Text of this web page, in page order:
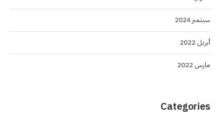
سبتمبر 2024
أبريل 2022
مارس 2022
Categories